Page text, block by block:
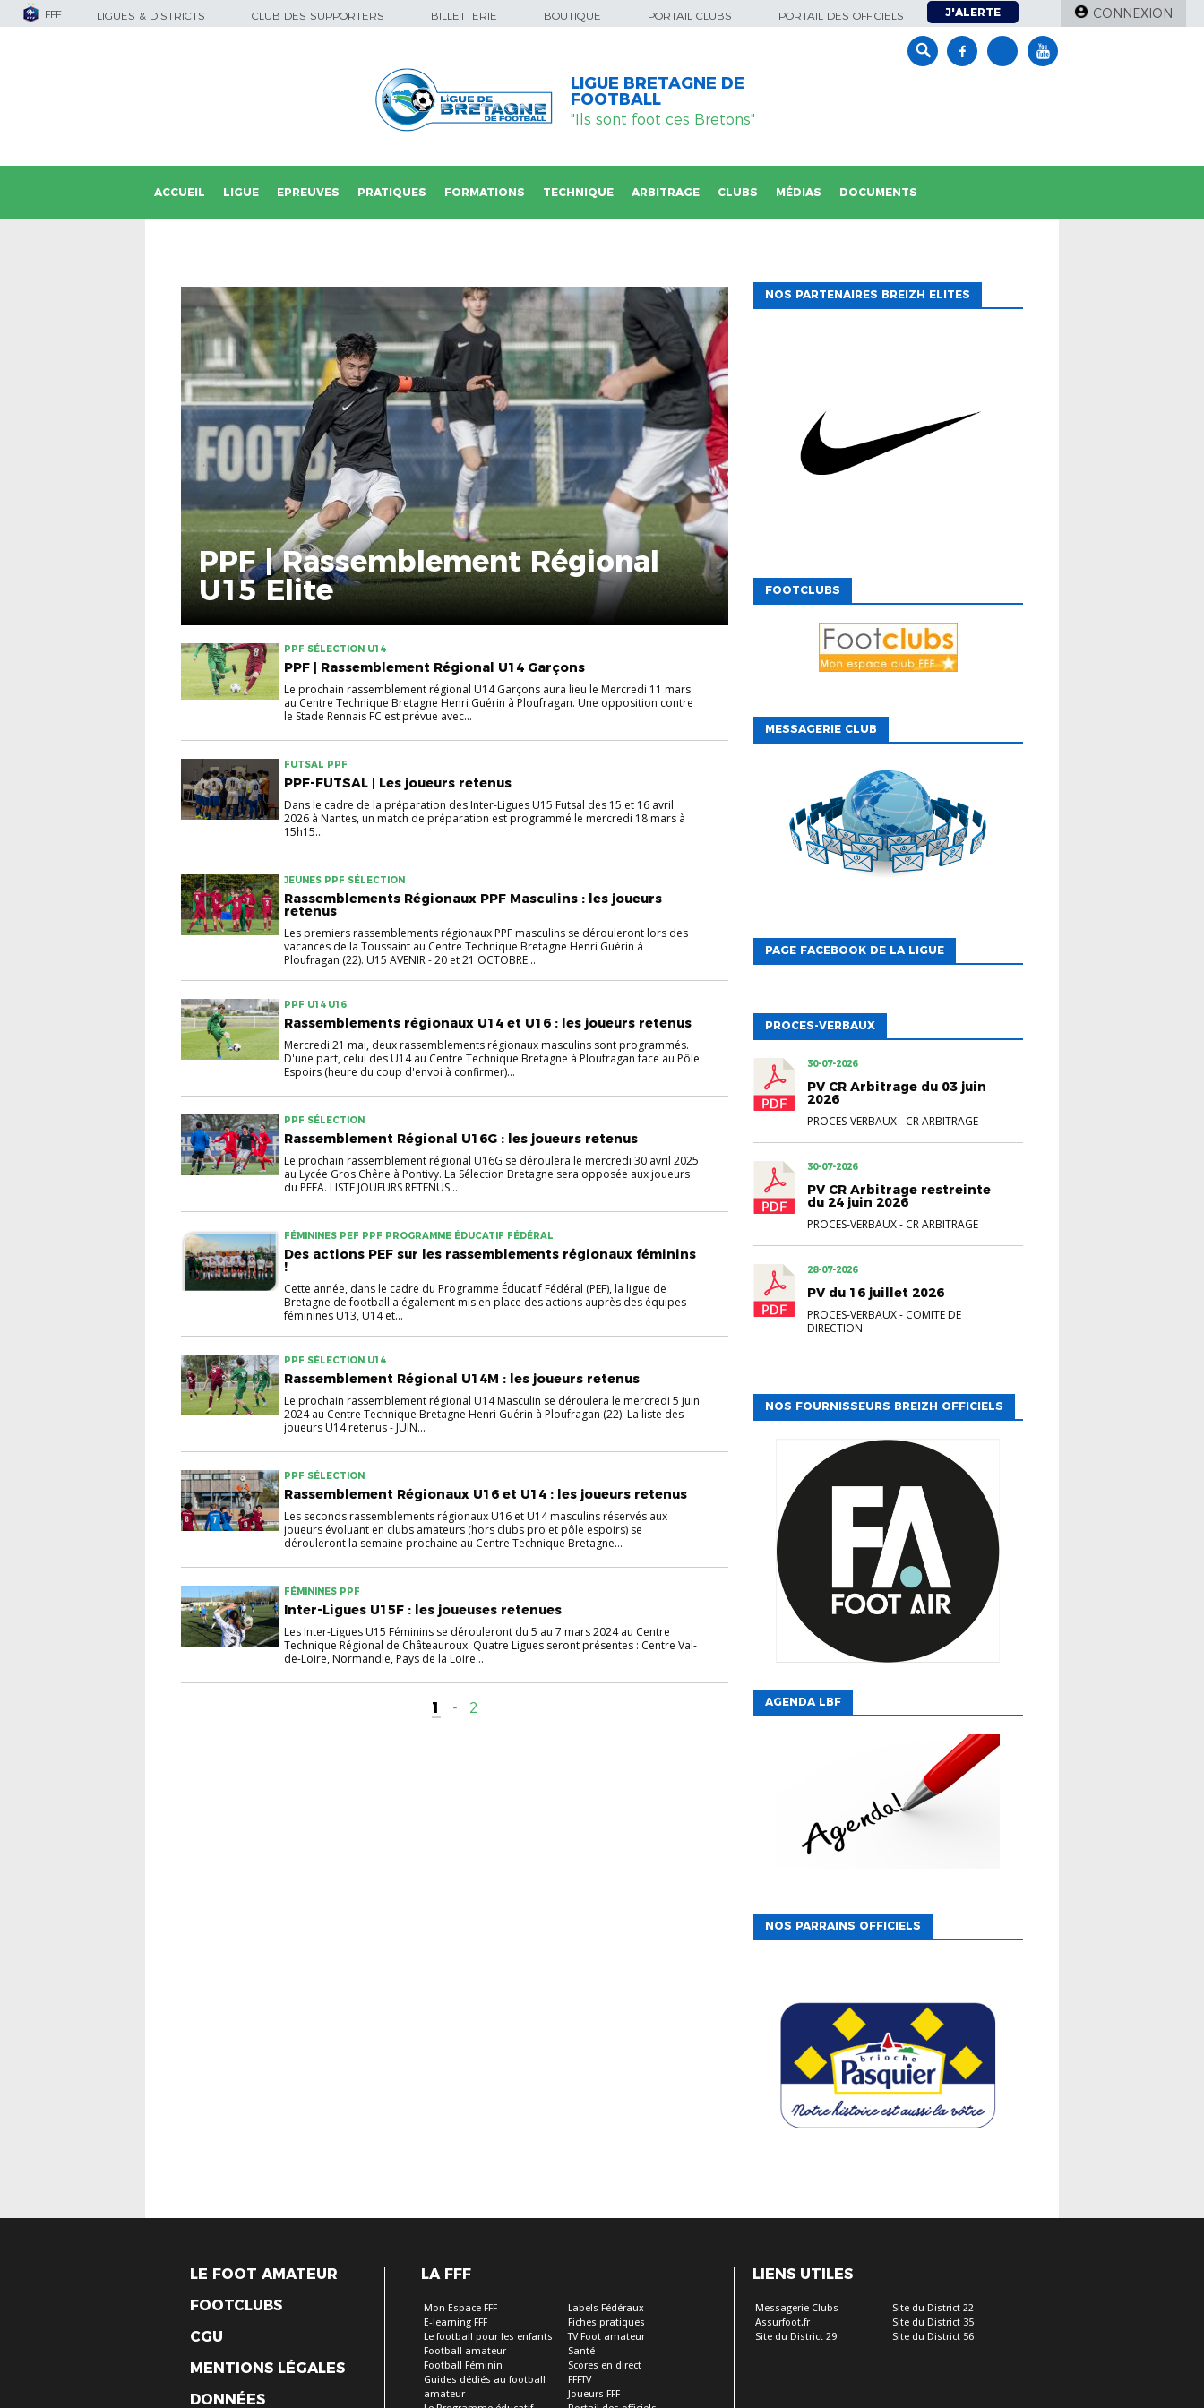
FFF LIGUES & DISTRICTS CLUB DES SUPPORTERS BILLETTERIE BOUTIQUE PORTAIL CLUBS PORTAIL DES OFFICIELS J'ALERTE CONNEXION
LIGUE BRETAGNE DE
FOOTBALL
"Ils sont foot ces Bretons"
ACCUEIL LIGUE EPREUVES PRATIQUES FORMATIONS TECHNIQUE ARBITRAGE CLUBS MÉDIAS DOCUMENTS
PPF | Rassemblement Régional
U15 Elite
PPF SÉLECTION U14
PPF | Rassemblement Régional U14 Garçons
Le prochain rassemblement régional U14 Garçons aura lieu le Mercredi 11 mars
au Centre Technique Bretagne Henri Guérin à Ploufragan. Une opposition contre
le Stade Rennais FC est prévue avec...
FUTSAL PPF
PPF-FUTSAL | Les joueurs retenus
Dans le cadre de la préparation des Inter-Ligues U15 Futsal des 15 et 16 avril
2026 à Nantes, un match de préparation est programmé le mercredi 18 mars à
15h15...
JEUNES PPF SÉLECTION
Rassemblements Régionaux PPF Masculins : les joueurs
retenus
Les premiers rassemblements régionaux PPF masculins se dérouleront lors des
vacances de la Toussaint au Centre Technique Bretagne Henri Guérin à
Ploufragan (22). U15 AVENIR - 20 et 21 OCTOBRE...
PPF U14 U16
Rassemblements régionaux U14 et U16 : les joueurs retenus
Mercredi 21 mai, deux rassemblements régionaux masculins sont programmés.
D'une part, celui des U14 au Centre Technique Bretagne à Ploufragan face au Pôle
Espoirs (heure du coup d'envoi à confirmer)...
PPF SÉLECTION
Rassemblement Régional U16G : les joueurs retenus
Le prochain rassemblement régional U16G se déroulera le mercredi 30 avril 2025
au Lycée Gros Chêne à Pontivy. La Sélection Bretagne sera opposée aux joueurs
du PEFA. LISTE JOUEURS RETENUS...
FÉMININES PEF PPF PROGRAMME ÉDUCATIF FÉDÉRAL
Des actions PEF sur les rassemblements régionaux féminins
!
Cette année, dans le cadre du Programme Éducatif Fédéral (PEF), la ligue de
Bretagne de football a également mis en place des actions auprès des équipes
féminines U13, U14 et...
PPF SÉLECTION U14
Rassemblement Régional U14M : les joueurs retenus
Le prochain rassemblement régional U14 Masculin se déroulera le mercredi 5 juin
2024 au Centre Technique Bretagne Henri Guérin à Ploufragan (22). La liste des
joueurs U14 retenus - JUIN...
PPF SÉLECTION
Rassemblement Régionaux U16 et U14 : les joueurs retenus
Les seconds rassemblements régionaux U16 et U14 masculins réservés aux
joueurs évoluant en clubs amateurs (hors clubs pro et pôle espoirs) se
dérouleront la semaine prochaine au Centre Technique Bretagne...
FÉMININES PPF
Inter-Ligues U15F : les joueuses retenues
Les Inter-Ligues U15 Féminins se dérouleront du 5 au 7 mars 2024 au Centre
Technique Régional de Châteauroux. Quatre Ligues seront présentes : Centre Val-
de-Loire, Normandie, Pays de la Loire...
1 - 2
NOS PARTENAIRES BREIZH ELITES
FOOTCLUBS
MESSAGERIE CLUB
PAGE FACEBOOK DE LA LIGUE
PROCES-VERBAUX
30-07-2026
PV CR Arbitrage du 03 juin
2026
PROCES-VERBAUX- CR ARBITRAGE
30-07-2026
PV CR Arbitrage restreinte
du 24 juin 2026
PROCES-VERBAUX- CR ARBITRAGE
28-07-2026
PV du 16 juillet 2026
PROCES-VERBAUX- COMITE DE
DIRECTION
NOS FOURNISSEURS BREIZH OFFICIELS
AGENDA LBF
NOS PARRAINS OFFICIELS
LE FOOT AMATEUR
FOOTCLUBS
CGU
MENTIONS LÉGALES
DONNÉES
LA FFF
Mon Espace FFF
E-learning FFF
Le football pour les enfants
Football amateur
Football Féminin
Guides dédiés au football
amateur
Labels Fédéraux
Fiches pratiques
TV Foot amateur
Santé
Scores en direct
FFFTV
Joueurs FFF
LIENS UTILES
Messagerie Clubs
Assurfoot.fr
Site du District 29
Site du District 22
Site du District 35
Site du District 56